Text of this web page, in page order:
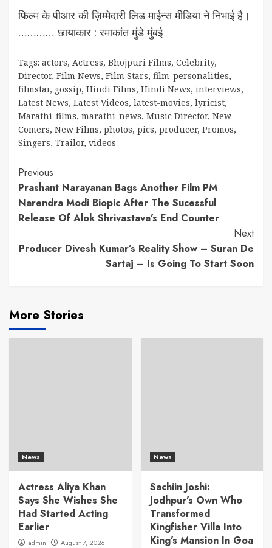
फिल्म के पीआर की ज़िम्मेदारी लिड माईन्स मीडिया ने निभाई है।
………… छायाकार : रमाकांत मुंडे मुंबई
Tags: actors, Actress, Bhojpuri Films, Celebrity,
Director, Film News, Film Stars, film-personalities,
filmstar, gossip, Hindi Films, Hindi News, interviews,
Latest News, Latest Videos, latest-movies, lyricist,
Marathi-films, marathi-news, Music Director, New
Comers, New Films, photos, pics, producer, Promos,
Singers, Trailor, videos
Continue
Reading
Previous
Prashant Narayanan Bags Another Film PM
Narendra Modi Biopic After The Sucessful
Release Of Alok Shrivastava’s End Counter
Next
Producer Divesh Kumar’s Reality Show – Suran De
Sartaj – Is Going To Start Soon
More Stories
News
Actress Aliya Khan
Says She Wishes She
Had Started Acting
Earlier
admin August 7, 2026
News
Sachiin Joshi:
Jodhpur’s Own Who
Transformed
Kingfisher Villa Into
King’s Mansion In Goa